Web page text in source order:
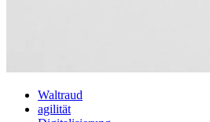
Waltraud
agilität